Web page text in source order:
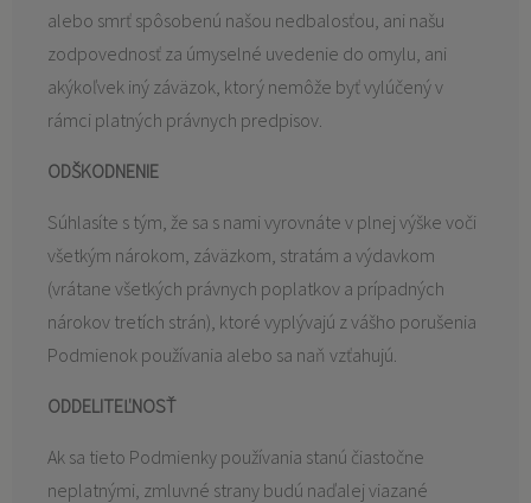
alebo smrť spôsobenú našou nedbalosťou, ani našu
zodpovednosť za úmyselné uvedenie do omylu, ani
akýkoľvek iný záväzok, ktorý nemôže byť vylúčený v
rámci platných právnych predpisov.
ODŠKODNENIE
Súhlasíte s tým, že sa s nami vyrovnáte v plnej výške voči
všetkým nárokom, záväzkom, stratám a výdavkom
(vrátane všetkých právnych poplatkov a prípadných
nárokov tretích strán), ktoré vyplývajú z vášho porušenia
Podmienok používania alebo sa naň vzťahujú.
ODDELITEĽNOSŤ
Ak sa tieto Podmienky používania stanú čiastočne
neplatnými, zmluvné strany budú naďalej viazané